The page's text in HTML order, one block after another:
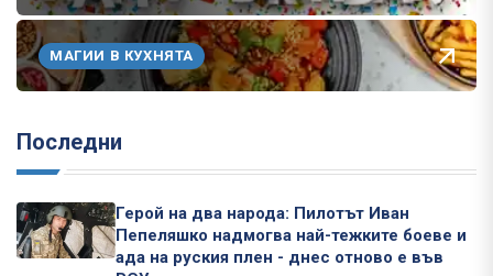
МАГИИ В КУХНЯТА
Последни
Герой на два народа: Пилотът Иван
Пепеляшко надмогва най-тежките боеве и
ада на руския плен - днес отново е във